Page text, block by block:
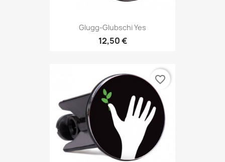
Glugg-Glubschi Yes
12,50 €
favorite_border